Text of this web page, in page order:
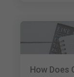
How Does